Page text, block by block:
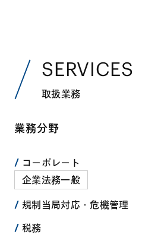
SERVICES
取扱業務
業務分野
コーポレート
企業法務一般
規制当局対応・危機管理
税務